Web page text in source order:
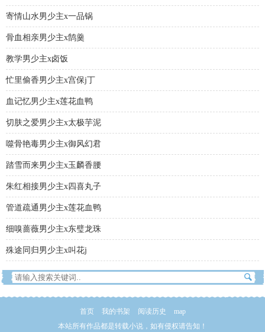
寄情山水男少主x一品锅
骨血相亲男少主x鹄羹
教学男少主x卤饭
忙里偷香男少主x宫保j丁
血记忆男少主x莲花血鸭
切肤之爱男少主x太极芋泥
噬骨艳毒男少主x御风幻君
踏雪而来男少主x玉麟香腰
朱红相接男少主x四喜丸子
管道疏通男少主x莲花血鸭
细嗅蔷薇男少主x东璧龙珠
殊途同归男少主x叫花j
首页 我的书架 阅读历史
map
本站所有作品都是转载小说，如有侵权请告知！